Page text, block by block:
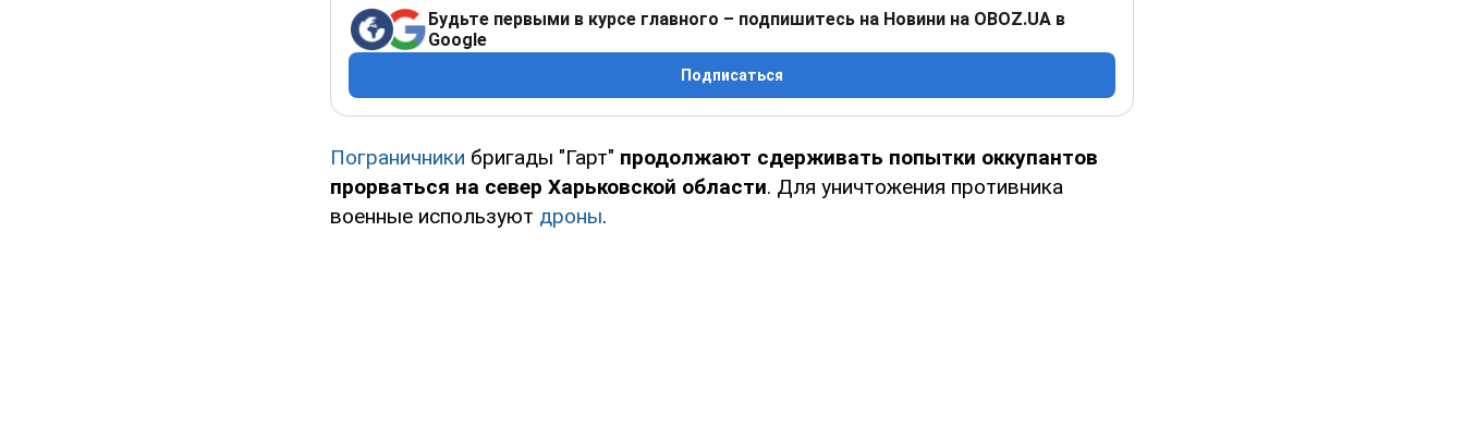
Будьте первыми в курсе главного – подпишитесь на Новини на OBOZ.UA в
Google
Подписаться
Пограничники бригады "Гарт" продолжают сдерживать попытки оккупантов
прорваться на север Харьковской области. Для уничтожения противника
военные используют дроны.